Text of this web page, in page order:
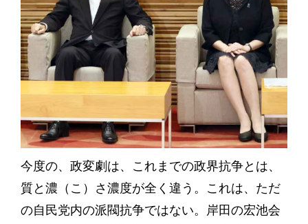
今度の、政変劇は、これまでの政界抗争とは、
質と濃（こ）さ濃度が全く違う。これは、ただ
の自民党内の派閥抗争ではない。岸田の宏池会